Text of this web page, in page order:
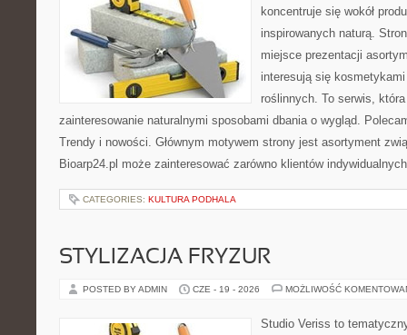
koncentruje się wokół
inspirowanych naturą.
miejsce prezentacji
interesują się
roślinnych. To serwis,
zainteresowanie naturalnymi sposobami dbania o wygląd.
Trendy i nowości. Głównym motywem strony jest asortyment
Bioarp24.pl może zainteresować zarówno klientów
CATEGORIES: KULTURA PODHALA
STYLIZACJA FRYZUR
POSTED BY ADMIN CZE - 19 - 2026 MOŻLIWOŚĆ
Studio Veriss to